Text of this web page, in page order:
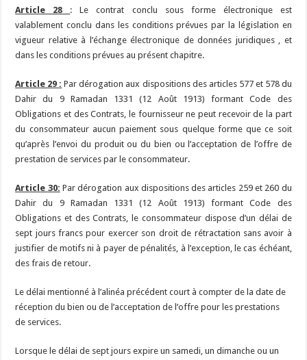
Article 28 : Le contrat conclu sous forme électronique est
valablement conclu dans les conditions prévues par la législation en
vigueur relative à l’échange électronique de données juridiques , et
dans les conditions prévues au présent chapitre.
Article 29 : Par dérogation aux dispositions des articles 577 et 578 du
Dahir du 9 Ramadan 1331 (12 Août 1913) formant Code des
Obligations et des Contrats, le fournisseur ne peut recevoir de la part
du consommateur aucun paiement sous quelque forme que ce soit
qu’après l’envoi du produit ou du bien ou l’acceptation de l’offre de
prestation de services par le consommateur.
Article 30: Par dérogation aux dispositions des articles 259 et 260 du
Dahir du 9 Ramadan 1331 (12 Août 1913) formant Code des
Obligations et des Contrats, le consommateur dispose d’un délai de
sept jours francs pour exercer son droit de rétractation sans avoir à
justifier de motifs ni à payer de pénalités, à l’exception, le cas échéant,
des frais de retour.
Le délai mentionné à l’alinéa précédent court à compter de la date de
réception du bien ou de l’acceptation de l’offre pour les prestations
de services.
Lorsque le délai de sept jours expire un samedi, un dimanche ou un